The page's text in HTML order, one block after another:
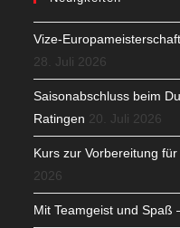
Vize-
28. Juli 2026
Saisonabschluss beim
Ratingen 20. Juli 2026
Kurs zur Vorbereitung
2026
Mit Teamgeist und Spaß